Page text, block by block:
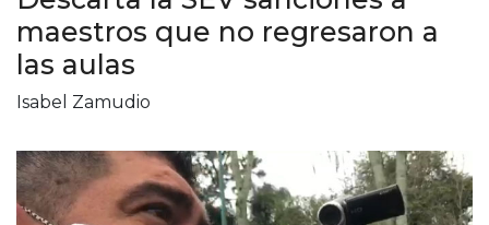
maestros que no regresaron a
las aulas
Isabel Zamudio